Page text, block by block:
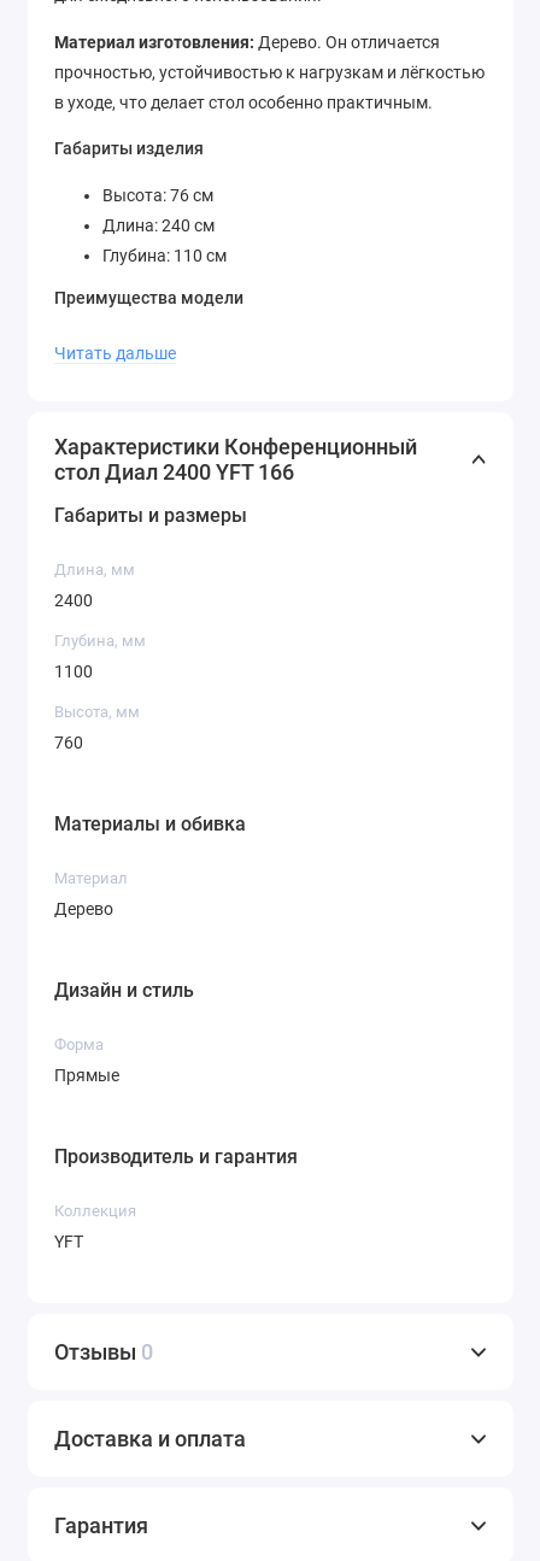
Материал изготовления: Дерево. Он отличается
прочностью, устойчивостью к нагрузкам и лёгкостью
в уходе, что делает стол особенно практичным.
Габариты изделия
Высота: 76 см
Длина: 240 см
Глубина: 110 см
Преимущества модели
Лёгкость ухода за материалами
Конференционный стол Диал 2400 YFT 166 идеально
впишется в современный интерьер, обеспечивая
Читать дальше
Характеристики Конференционный
стол Диал 2400 YFT 166
Габариты и размеры
Длина, мм
2400
Глубина, мм
1100
Высота, мм
760
Материалы и обивка
Материал
Дерево
Дизайн и стиль
Форма
Прямые
Производитель и гарантия
Коллекция
YFT
Отзывы 0
Доставка и оплата
Гарантия